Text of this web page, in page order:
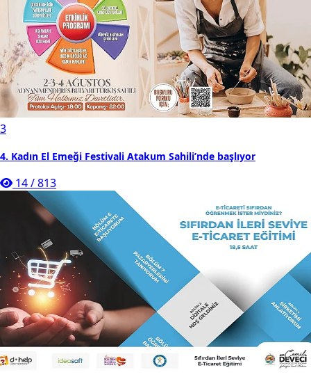
3
4. Kadın El Emeği Festivali Atakum Sahili’nde başlıyor
14/813